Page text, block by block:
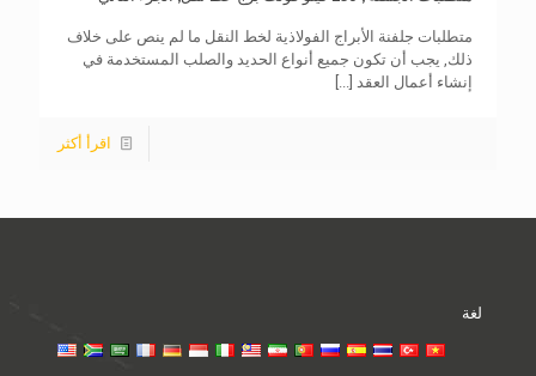
متطلبات جلفنة الأبراج الفولاذية لخط النقل ما لم ينص على خلاف
ذلك, يجب أن تكون جميع أنواع الحديد والصلب المستخدمة في
إنشاء أعمال العقد [...]
اقرأ أكثر
لغة